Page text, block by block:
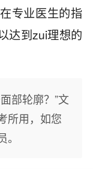
专业医生的指
达到zui理想的
部轮廓？”文
所用，如您